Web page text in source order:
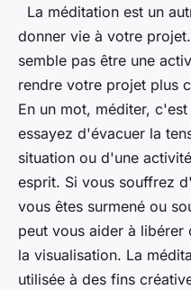
La méditation est un
donner vie à votre
semble pas être une
rendre votre projet plus
En un mot, méditer,
essayez d'évacuer la
situation ou d'une
esprit. Si vous souffrez
vous êtes surmené ou
peut vous aider à libérer
la visualisation. La
utilisée à des fins